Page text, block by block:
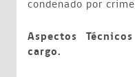
condenado por
Aspectos
cargo.